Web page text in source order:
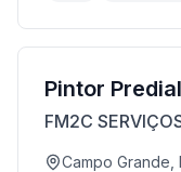
Pintor Predial
FM2C
Campo Grande,